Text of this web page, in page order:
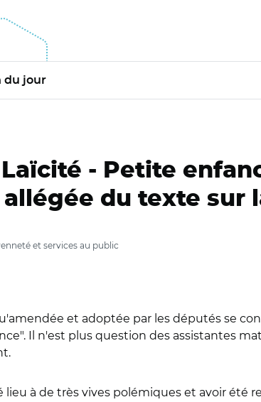
du jour
- Petite
du texte sur
et services au public
et adoptée par les députés se
Il n'est plus question des assistantes
lieu à de très vives polémiques et avoir